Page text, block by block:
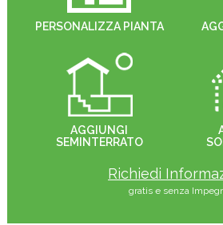
PERSONALIZZA PIANTA
AGGIUNGI
SEMINTERRATO
Richiedi
gratis e senza